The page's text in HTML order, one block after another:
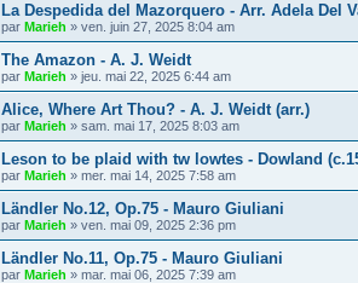
La Despedida del Mazorquero - Arr. Adela Del
par Marieh » ven. juin 27, 2025 8:04 am
The Amazon - A. J. Weidt
par Marieh » jeu. mai 22, 2025 6:44 am
Alice, Where Art Thou? - A. J. Weidt (arr.)
par Marieh » sam. mai 17, 2025 8:03 am
Leson to be plaid with tw lowtes - Dowland
par Marieh » mer. mai 14, 2025 7:58 am
Ländler No.12, Op.75 - Mauro Giuliani
par Marieh » ven. mai 09, 2025 2:36 pm
Ländler No.11, Op.75 - Mauro Giuliani
par Marieh » mar. mai 06, 2025 7:39 am